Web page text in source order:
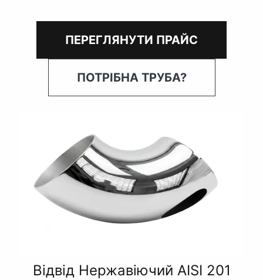
ПЕРЕГЛЯНУТИ ПРАЙС
ПОТРІБНА ТРУБА?
Відвід Нержавіючий AISI 201